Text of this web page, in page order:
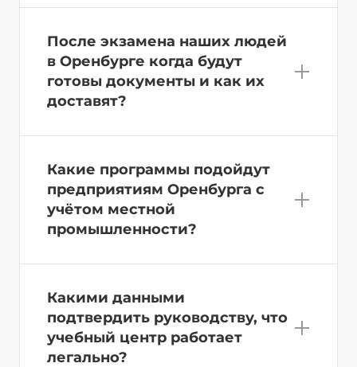
После экзамена наших людей
в Оренбурге когда будут
готовы документы и как их
доставят?
Какие программы подойдут
предприятиям Оренбурга с
учётом местной
промышленности?
Какими данными
подтвердить руководству, что
учебный центр работает
легально?